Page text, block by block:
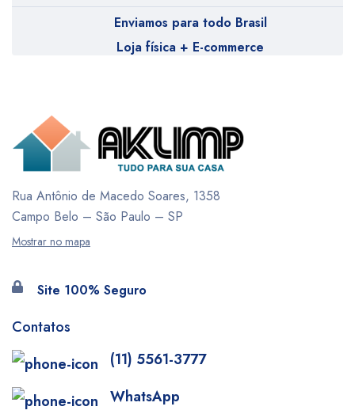
Enviamos para todo Brasil
Loja física + E-commerce
Rua Antônio de Macedo Soares, 1358
Campo Belo – São Paulo – SP
Mostrar no mapa
Site 100% Seguro
Contatos
(11) 5561-3777
WhatsApp